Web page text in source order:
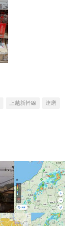
上越新幹線
達磨